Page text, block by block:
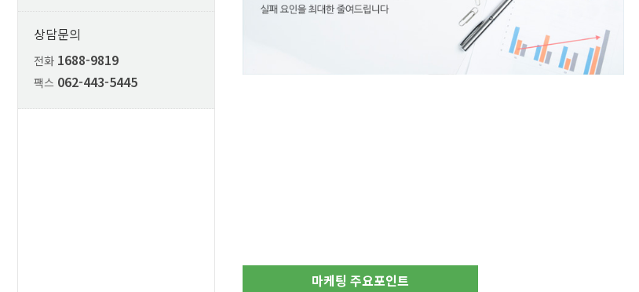
상담문의
전화 1688-9819
팩스 062-443-5445
마케팅 주요포인트